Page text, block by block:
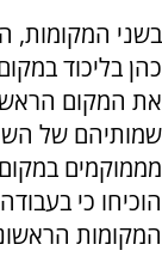
בשני המקומות,
כהן בליכוד
את המקום
שמותיהם של
מממוקמים
הוכיחו כי
המקומות